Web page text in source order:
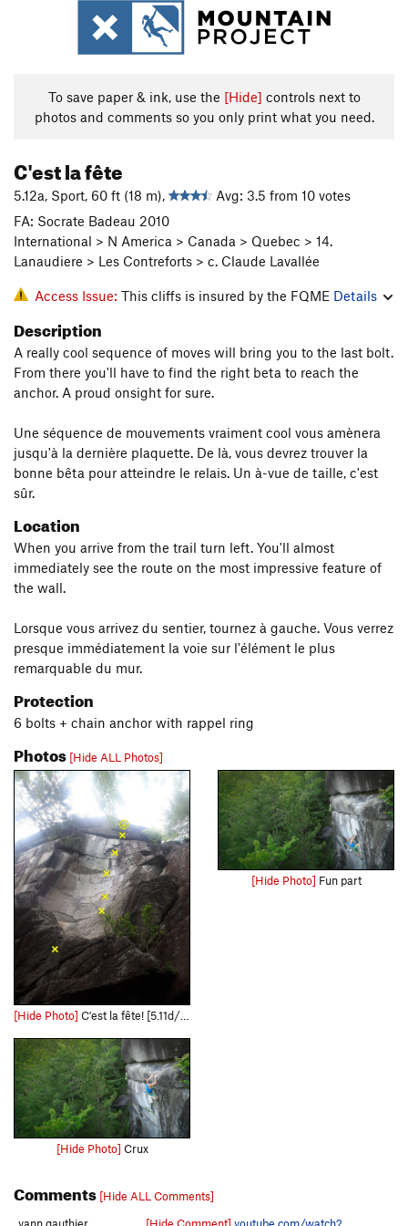
To save paper & ink, use the [Hide] controls next to
photos and comments so you only print what you need.
C'est la fête
5.12a, Sport, 60 ft (18 m),
Avg: 3.5 from 10 votes
FA: Socrate Badeau 2010
International > N America > Canada > Quebec > 14.
Lanaudiere > Les Contreforts > c. Claude Lavallée
Access Issue: This cliffs is insured by the FQME Details
Description
A really cool sequence of moves will bring you to the last bolt.
From there you'll have to find the right beta to reach the
anchor. A proud onsight for sure.
Une séquence de mouvements vraiment cool vous amènera
jusqu'à la dernière plaquette. De là, vous devrez trouver la
bonne bêta pour atteindre le relais. Un à-vue de taille, c'est
sûr.
Location
When you arrive from the trail turn left. You'll almost
immediately see the route on the most impressive feature of
the wall.
Lorsque vous arrivez du sentier, tournez à gauche. Vous verrez
presque immédiatement la voie sur l'élément le plus
remarquable du mur.
Protection
6 bolts + chain anchor with rappel ring
Photos [Hide ALL Photos]
[Hide Photo] C'est la fête! [5.11d/5.12a]
[Hide Photo] Fun part
[Hide Photo] Crux
Comments [Hide ALL Comments]